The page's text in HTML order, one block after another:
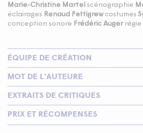
Marie-Christine Martel scénographie
éclairages Renaud Pettigrew costumes
conception sonore Frédéric Auger régie
ÉQUIPE DE CRÉATION
MOT DE L'AUTEURE
EXTRAITS DE CRITIQUES
PRIX ET RÉCOMPENSES